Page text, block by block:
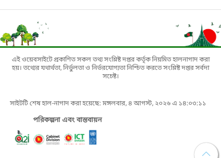
এই ওয়েবসাইটে প্রকাশিত সকল তথ্য সংশ্লিষ্ট দপ্তর কর্তৃক নিয়মিত হালনাগাদ করা
হয়। তথ্যের যথার্থতা, নির্ভুলতা ও নির্ভরযোগ্যতা নিশ্চিত করতে সংশ্লিষ্ট দপ্তর সর্বদা
সচেষ্ট।
সাইটটি শেষ হাল-নাগাদ করা হয়েছে: মঙ্গলবার, ৪ আগস্ট, ২০২৬ এ ১৪:০৩:১১
পরিকল্পনা এবং বাস্তবায়ন